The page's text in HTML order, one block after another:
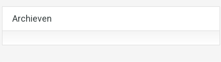
Archieven